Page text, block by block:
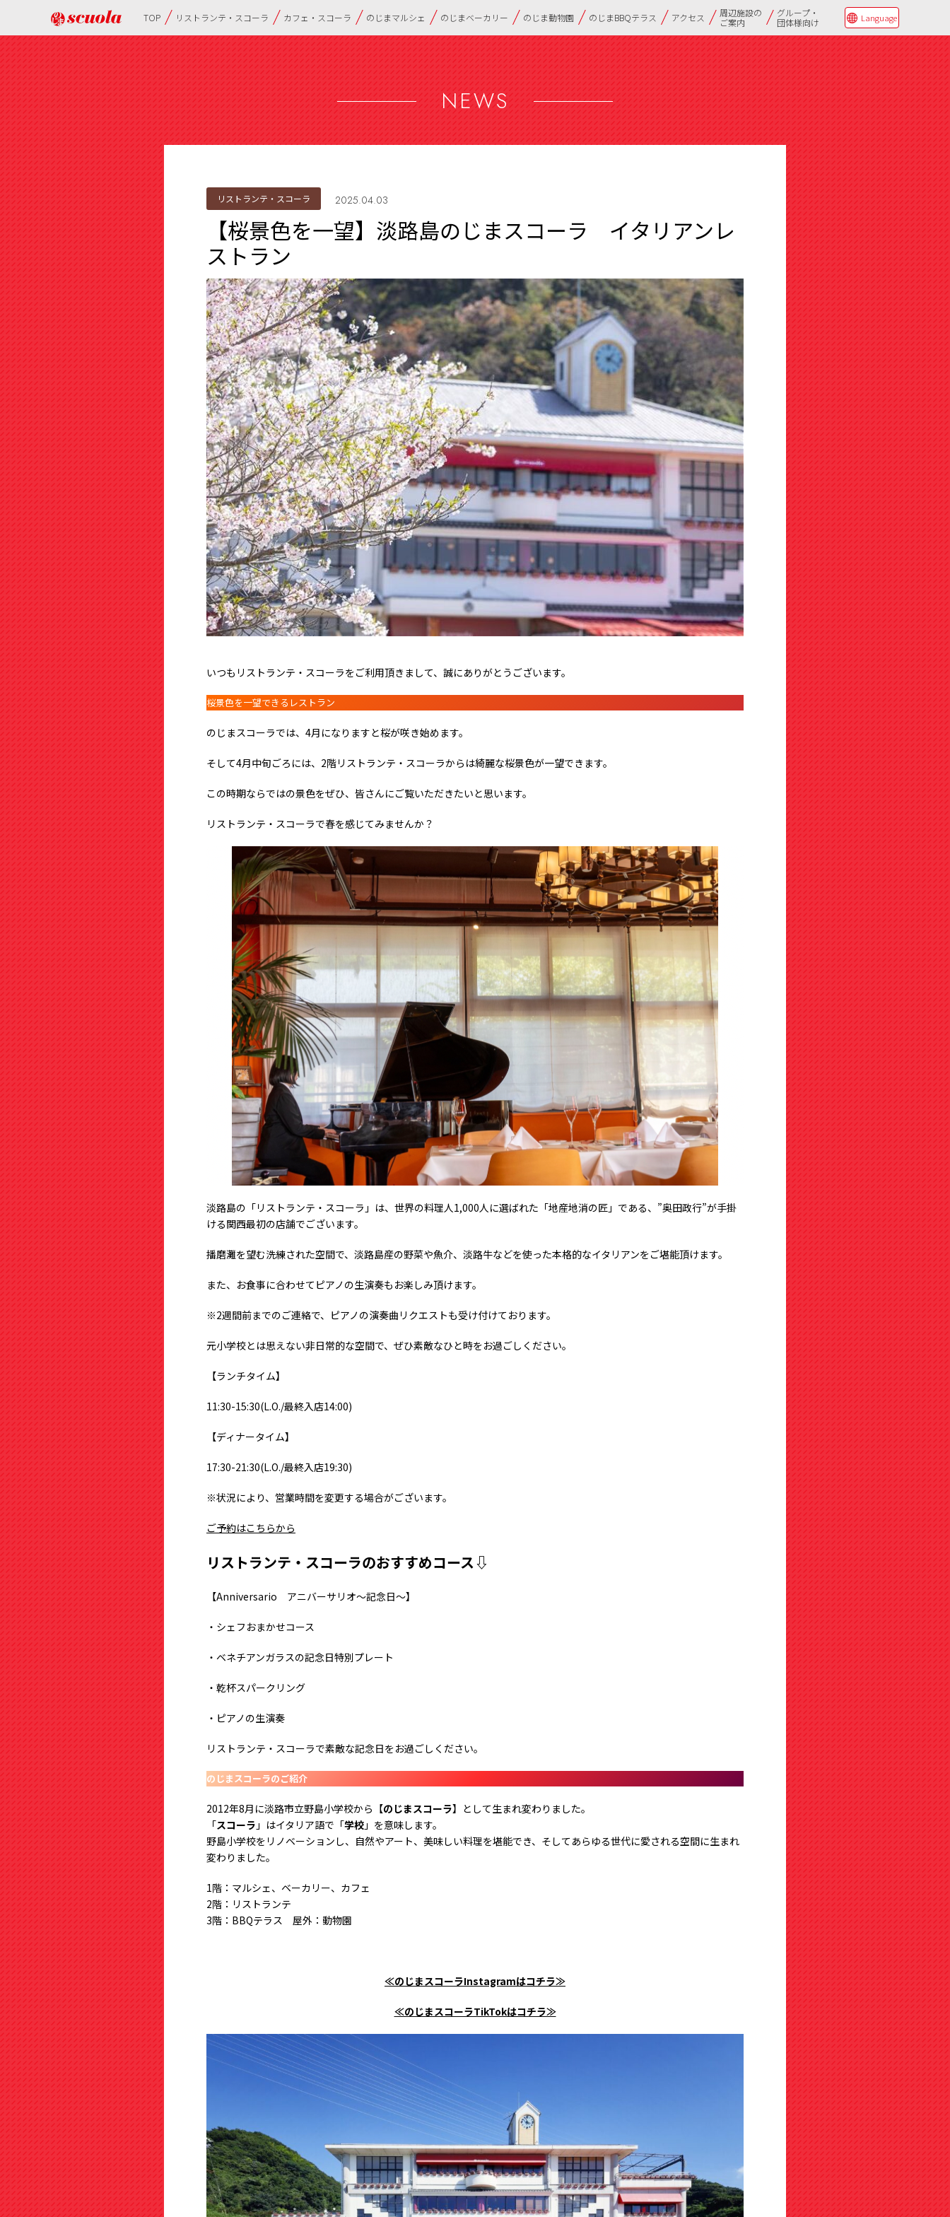
TOP リストランテ・スコーラ カフェ・スコーラ のじまマルシェ のじまベーカリー のじま動物園 のじまBBQテラス アクセス
周辺施設の
ご案内
グループ・
団体様向け
Language
NEWS
リストランテ・スコーラ 2025.04.03
【桜景色を一望】淡路島のじまスコーラ イタリアンレ
ストラン
いつもリストランテ・スコーラをご利用頂きまして、誠にありがとうございます。
桜景色を一望できるレストラン
のじまスコーラでは、4月になりますと桜が咲き始めます。
そして4月中旬ごろには、2階リストランテ・スコーラからは綺麗な桜景色が一望できます。
この時期ならではの景色をぜひ、皆さんにご覧いただきたいと思います。
リストランテ・スコーラで春を感じてみませんか？
淡路島の「リストランテ・スコーラ」は、世界の料理人1,000人に選ばれた「地産地消の匠」である、”奥田政行”が手掛
ける関西最初の店舗でございます。
播磨灘を望む洗練された空間で、淡路島産の野菜や魚介、淡路牛などを使った本格的なイタリアンをご堪能頂けます。
また、お食事に合わせてピアノの生演奏もお楽しみ頂けます。
※2週間前までのご連絡で、ピアノの演奏曲リクエストも受け付けております。
元小学校とは思えない非日常的な空間で、ぜひ素敵なひと時をお過ごしください。
【ランチタイム】
11:30-15:30(L.O./最終入店14:00)
【ディナータイム】
17:30-21:30(L.O./最終入店19:30)
※状況により、営業時間を変更する場合がございます。
ご予約はこちらから
リストランテ・スコーラのおすすめコース⇩
【Anniversario アニバーサリオ～記念日～】
・シェフおまかせコース
・ベネチアンガラスの記念日特別プレート
・乾杯スパークリング
・ピアノの生演奏
リストランテ・スコーラで素敵な記念日をお過ごしください。
のじまスコーラのご紹介
2012年8月に淡路市立野島小学校から【のじまスコーラ】として生まれ変わりました。
「スコーラ 」はイタリア語で「学校 」を意味します。
野島小学校をリノベーションし、自然やアート、美味しい料理を堪能でき、そしてあらゆる世代に愛される空間に生まれ
変わりました。
1階：マルシェ、ベーカリー、カフェ
2階：リストランテ
3階：BBQテラス 屋外：動物園
≪のじまスコーラInstagramはコチラ≫
≪のじまスコーラTikTokはコチラ≫